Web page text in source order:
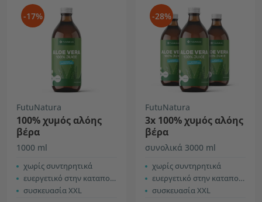
-17%
FutuNatura
100% χυμός αλόης
βέρα
1000 ml
χωρίς συντηρητικά
ευεργετικό στην καταπολέμηση της κόπωσης
συσκευασία XXL
-28%
FutuNatura
3x 100% χυμός αλόης
βέρα
συνολικά 3000 ml
χωρίς συντηρητικά
ευεργετικό στην καταπολέμηση της κόπωσης
συσκευασία XXL